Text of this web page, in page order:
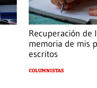
Recuperación de
memoria de mis
escritos
COLUMNISTAS